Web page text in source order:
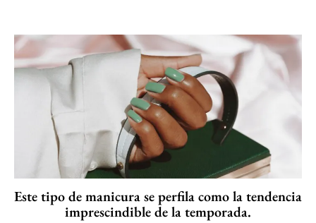
Este tipo de manicura se perfila como la tendencia
imprescindible de la temporada.